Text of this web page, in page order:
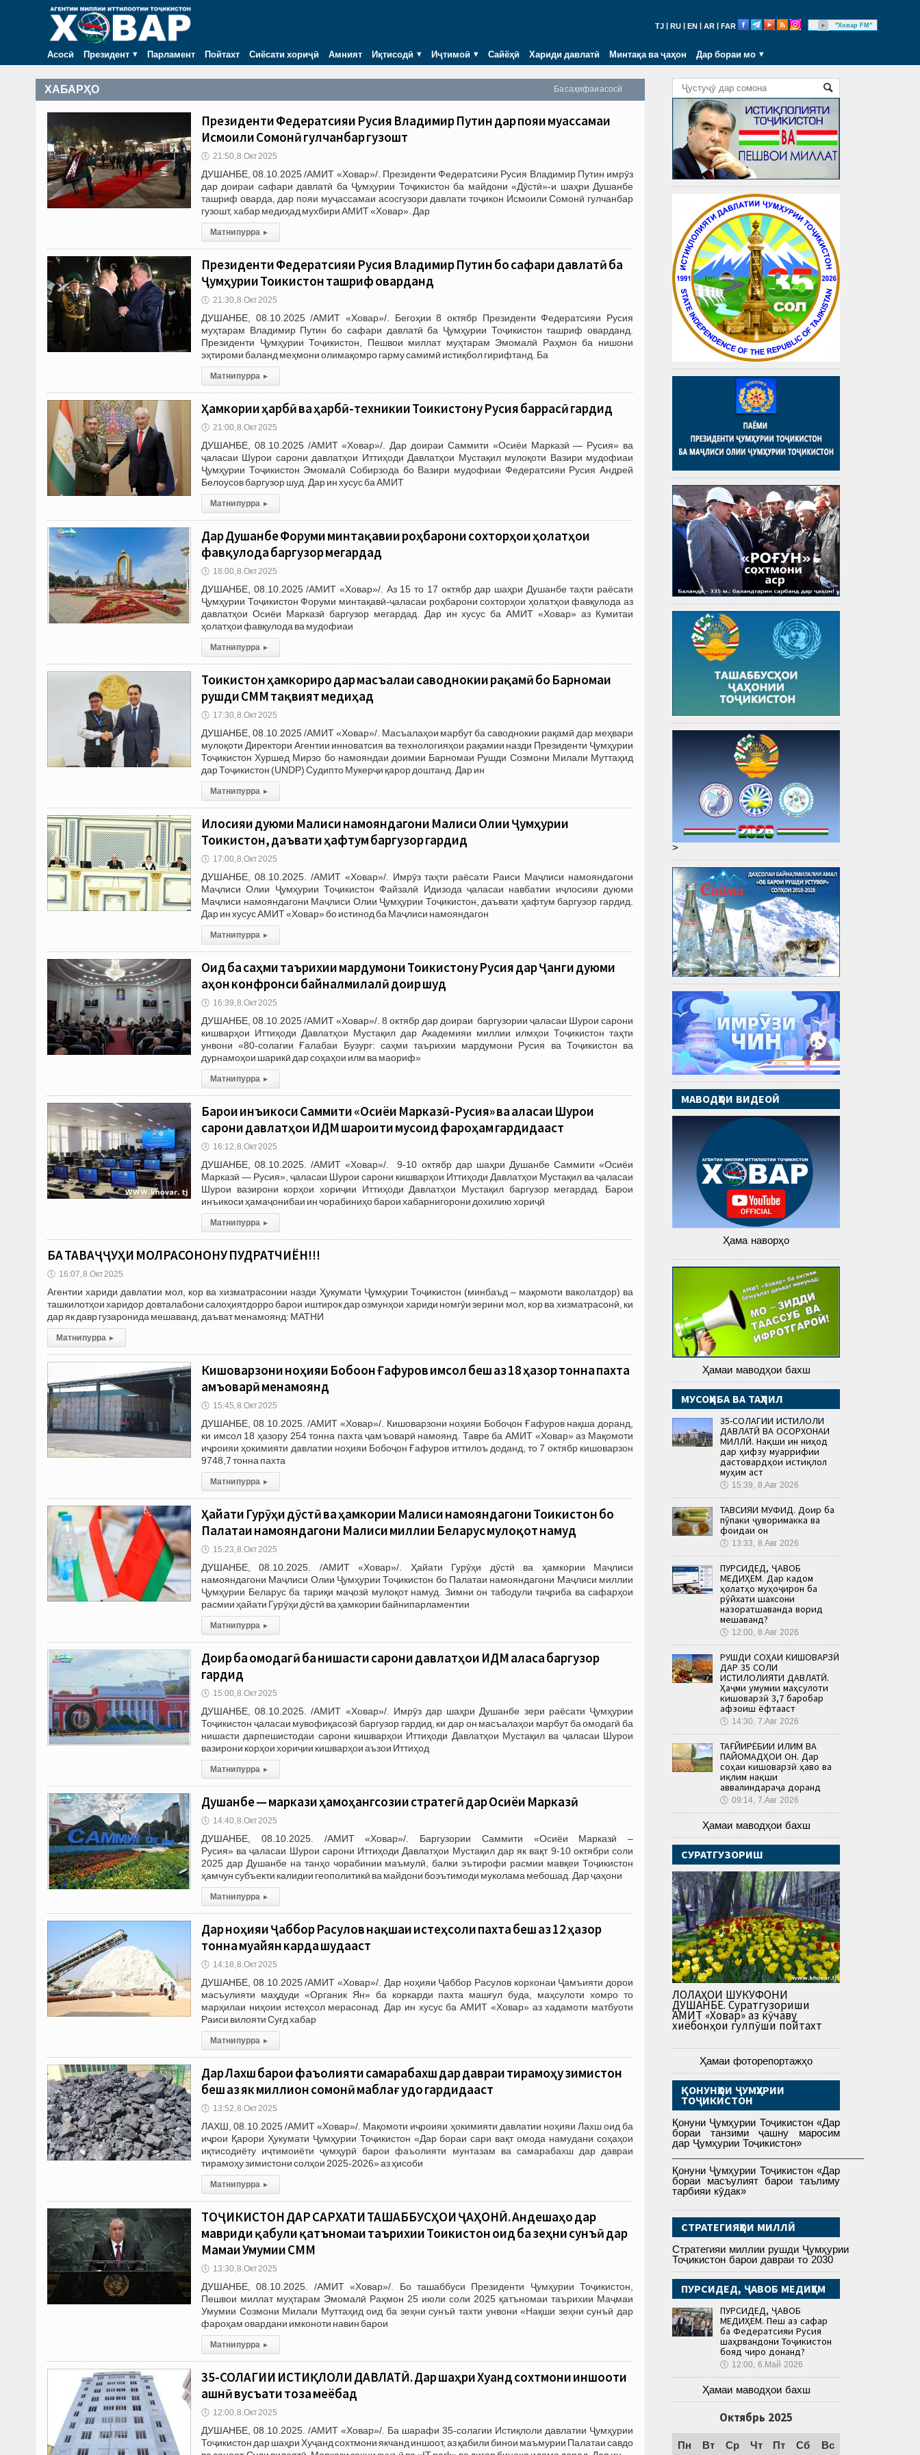
TJ RU EN AR FAR "Ховар FM"
Асосӣ Президент Парламент Пойтахт Сиёсати хориҷӣ Амният Иқтисодӣ Иҷтимоӣ Сайёҳӣ Хариди давлатӣ Минтақа ва ҷаҳон Дар бораи мо
Ба саҳифаи асосӣ
ХАБАРҲО
Президенти Федератсияи Русия Владимир Путин дар пояи муҷассамаи
Исмоили Сомонӣ гулчанбар гузошт
🕔 21:50, 8.Окт 2025
ДУШАНБЕ, 08.10.2025 /АМИТ «Ховар»/. Президенти Федератсияи Русия Владимир Путин имрӯз
дар доираи сафари давлатӣ ба Ҷумҳурии Тоҷикистон ба майдони «Дӯстӣ»-и шаҳри Душанбе
ташриф оварда, дар пояи муҷассамаи асосгузори давлати тоҷикон Исмоили Сомонӣ гулчанбар
гузошт, хабар медиҳад мухбири АМИТ «Ховар». Дар
Матни пурра ▸
Президенти Федератсияи Русия Владимир Путин бо сафари давлатӣ ба
Ҷумҳурии Тоҷикистон ташриф оварданд
🕔 21:30, 8.Окт 2025
ДУШАНБЕ, 08.10.2025 /АМИТ «Ховар»/. Бегоҳии 8 октябр Президенти Федератсияи Русия
муҳтарам Владимир Путин бо сафари давлатӣ ба Ҷумҳурии Тоҷикистон ташриф оварданд.
Президенти Ҷумҳурии Тоҷикистон, Пешвои миллат муҳтарам Эмомалӣ Раҳмон ба нишони
эҳтироми баланд меҳмони олимақомро гарму самимӣ истиқбол гирифтанд. Ба
Матни пурра ▸
Ҳамкории ҳарбӣ ва ҳарбӣ-техникии Тоҷикистону Русия баррасӣ гардид
🕔 21:00, 8.Окт 2025
ДУШАНБЕ, 08.10.2025 /АМИТ «Ховар»/. Дар доираи Саммити «Осиёи Марказӣ — Русия» ва
ҷаласаи Шурои сарони давлатҳои Иттиҳоди Давлатҳои Мустақил мулоқоти Вазири мудофиаи
Ҷумҳурии Тоҷикистон Эмомалӣ Собирзода бо Вазири мудофиаи Федератсияи Русия Андрей
Белоусов баргузор шуд. Дар ин хусус ба АМИТ
Матни пурра ▸
Дар Душанбе Форуми минтақавии роҳбарони сохторҳои ҳолатҳои
фавқулода баргузор мегардад
🕔 18:00, 8.Окт 2025
ДУШАНБЕ, 08.10.2025 /АМИТ «Ховар»/. Аз 15 то 17 октябр дар шаҳри Душанбе таҳти раёсати
Ҷумҳурии Тоҷикистон Форуми минтақавӣ-ҷаласаи роҳбарони сохторҳои ҳолатҳои фавқулода аз
давлатҳои Осиёи Марказӣ баргузор мегардад. Дар ин хусус ба АМИТ «Ховар» аз Кумитаи
ҳолатҳои фавқулода ва мудофиаи
Матни пурра ▸
Тоҷикистон ҳамкориро дар масъалаи саводнокии рақамӣ бо Барномаи
рушди СММ тақвият медиҳад
🕔 17:30, 8.Окт 2025
ДУШАНБЕ, 08.10.2025 /АМИТ «Ховар»/. Масъалаҳои марбут ба саводнокии рақамӣ дар меҳвари
мулоқоти Директори Агентии инноватсия ва технологияҳои рақамии назди Президенти Ҷумҳурии
Тоҷикистон Хуршед Мирзо бо намояндаи доимии Барномаи Рушди Созмони Милали Муттаҳид
дар Тоҷикистон (UNDP) Судипто Мукерҷи қарор доштанд. Дар ин
Матни пурра ▸
Иҷлосияи дуюми Маҷлиси намояндагони Маҷлиси Олии Ҷумҳурии
Тоҷикистон, даъвати ҳафтум баргузор гардид
🕔 17:00, 8.Окт 2025
ДУШАНБЕ, 08.10.2025. /АМИТ «Ховар»/. Имрӯз таҳти раёсати Раиси Маҷлиси намояндагони
Маҷлиси Олии Ҷумҳурии Тоҷикистон Файзалӣ Идизода ҷаласаи навбатии иҷлосияи дуюми
Маҷлиси намояндагони Маҷлиси Олии Ҷумҳурии Тоҷикистон, даъвати ҳафтум баргузор гардид.
Дар ин хусус АМИТ «Ховар» бо истинод ба Маҷлиси намояндагон
Матни пурра ▸
Оид ба саҳми таърихии мардумони Тоҷикистону Русия дар Ҷанги дуюми
ҷаҳон конфронси байналмилалӣ доир шуд
🕔 16:39, 8.Окт 2025
ДУШАНБЕ, 08.10.2025 /АМИТ «Ховар»/. 8 октябр дар доираи баргузории ҷаласаи Шурои сарони
кишварҳои Иттиҳоди Давлатҳои Мустақил дар Академияи миллии илмҳои Тоҷикистон таҳти
унвони «80-солагии Ғалабаи Бузург: саҳми таърихии мардумони Русия ва Тоҷикистон ва
дурнамоҳои шарикӣ дар соҳаҳои илм ва маориф»
Матни пурра ▸
Барои инъикоси Саммити «Осиёи Марказӣ-Русия» ва ҷаласаи Шурои
сарони давлатҳои ИДМ шароити мусоид фароҳам гардидааст
🕔 16:12, 8.Окт 2025
ДУШАНБЕ, 08.10.2025. /АМИТ «Ховар»/. 9-10 октябр дар шаҳри Душанбе Саммити «Осиёи
Марказӣ — Русия», ҷаласаи Шурои сарони кишварҳои Иттиҳоди Давлатҳои Мустақил ва ҷаласаи
Шурои вазирони корҳои хориҷии Иттиҳоди Давлатҳои Мустақил баргузор мегардад. Барои
инъикоси ҳамаҷонибаи ин чорабиниҳо барои хабарнигорони дохилию хориҷӣ
Матни пурра ▸
БА ТАВАҶҶУҲИ МОЛРАСОНОНУ ПУДРАТЧИЁН!!!
🕔 16:07, 8.Окт 2025
Агентии хариди давлатии мол, кор ва хизматрасонии назди Ҳукумати Ҷумҳурии Тоҷикистон (минбаъд – мақомоти ваколатдор) ва
ташкилотҳои харидор довталабони салоҳиятдорро барои иштирок дар озмунҳои хариди номгӯи зерини мол, кор ва хизматрасонӣ, ки
дар як давр гузаронида мешаванд, даъват менамоянд: МАТНИ
Матни пурра ▸
Кишоварзони ноҳияи Бобоҷон Ғафуров имсол беш аз 18 ҳазор тонна пахта
ҷамъоварӣ менамоянд
🕔 15:45, 8.Окт 2025
ДУШАНБЕ, 08.10.2025. /АМИТ «Ховар»/. Кишоварзони ноҳияи Бобоҷон Ғафуров нақша доранд,
ки имсол 18 ҳазору 254 тонна пахта ҷамъоварӣ намоянд. Тавре ба АМИТ «Ховар» аз Мақомоти
иҷроияи ҳокимияти давлатии ноҳияи Бобоҷон Ғафуров иттилоъ доданд, то 7 октябр кишоварзон
9748,7 тонна пахта
Матни пурра ▸
Ҳайати Гурӯҳи дӯстӣ ва ҳамкории Маҷлиси намояндагони Тоҷикистон бо
Палатаи намояндагони Маҷлиси миллии Беларус мулоқот намуд
🕔 15:23, 8.Окт 2025
ДУШАНБЕ, 08.10.2025. /АМИТ «Ховар»/. Ҳайати Гурӯҳи дӯстӣ ва ҳамкории Маҷлиси
намояндагони Маҷлиси Олии Ҷумҳурии Тоҷикистон бо Палатаи намояндагони Маҷлиси миллии
Ҷумҳурии Беларус ба тариқи маҷозӣ мулоқот намуд. Зимни он табодули таҷриба ва сафарҳои
расмии ҳайати Гурӯҳи дӯстӣ ва ҳамкории байнипарламентии
Матни пурра ▸
Доир ба омодагӣ ба нишасти сарони давлатҳои ИДМ ҷаласа баргузор
гардид
🕔 15:00, 8.Окт 2025
ДУШАНБЕ, 08.10.2025. /АМИТ «Ховар»/. Имрӯз дар шаҳри Душанбе зери раёсати Ҷумҳурии
Тоҷикистон ҷаласаи мувофиқасозӣ баргузор гардид, ки дар он масъалаҳои марбут ба омодагӣ ба
нишасти дарпешистодаи сарони кишварҳои Иттиҳоди Давлатҳои Мустақил ва ҷаласаи Шурои
вазирони корҳои хориҷии кишварҳои аъзои Иттиҳод
Матни пурра ▸
Душанбе — маркази ҳамоҳангсозии стратегӣ дар Осиёи Марказӣ
🕔 14:40, 8.Окт 2025
ДУШАНБЕ, 08.10.2025. /АМИТ «Ховар»/. Баргузории Саммити «Осиёи Марказӣ –
Русия» ва ҷаласаи Шурои сарони Иттиҳоди Давлатҳои Мустақил дар як вақт 9-10 октябри соли
2025 дар Душанбе на танҳо чорабинии маъмулӣ, балки эътирофи расмии мавқеи Тоҷикистон
ҳамчун субъекти калидии геополитикӣ ва майдони боэътимоди муколама мебошад. Дар ҷаҳони
Матни пурра ▸
Дар ноҳияи Ҷаббор Расулов нақшаи истеҳсоли пахта беш аз 12 ҳазор
тонна муайян карда шудааст
🕔 14:18, 8.Окт 2025
ДУШАНБЕ, 08.10.2025 /АМИТ «Ховар»/. Дар ноҳияи Ҷаббор Расулов корхонаи Ҷамъияти дорои
масъулияти маҳдуди «Органик Ян» ба коркарди пахта машғул буда, маҳсулоти хомро то
марҳилаи ниҳоии истеҳсол мерасонад. Дар ин хусус ба АМИТ «Ховар» аз хадамоти матбуоти
Раиси вилояти Суғд хабар
Матни пурра ▸
Дар Лахш барои фаъолияти самарабахш дар давраи тирамоҳу зимистон
беш аз як миллион сомонӣ маблағ ҷудо гардидааст
🕔 13:52, 8.Окт 2025
ЛАХШ, 08.10.2025 /АМИТ «Ховар»/. Мақомоти иҷроияи ҳокимияти давлатии ноҳияи Лахш оид ба
иҷрои Қарори Ҳукумати Ҷумҳурии Тоҷикистон «Дар бораи сари вақт омода намудани соҳаҳои
иқтисодиёту иҷтимоиёти ҷумҳурӣ барои фаъолияти мунтазам ва самарабахш дар давраи
тирамоҳу зимистони солҳои 2025-2026» аз ҳисоби
Матни пурра ▸
ТОҶИКИСТОН ДАР САРХАТИ ТАШАББУСҲОИ ҶАҲОНӢ. Андешаҳо дар
мавриди қабули қатъномаи таърихии Тоҷикистон оид ба зеҳни сунъӣ дар
Маҷмаи Умумии СММ
🕔 13:30, 8.Окт 2025
ДУШАНБЕ, 08.10.2025. /АМИТ «Ховар»/. Бо ташаббуси Президенти Ҷумҳурии Тоҷикистон,
Пешвои миллат муҳтарам Эмомалӣ Раҳмон 25 июли соли 2025 қатъномаи таърихии Маҷмаи
Умумии Созмони Милали Муттаҳид оид ба зеҳни сунъӣ тахти унвони «Нақши зеҳни сунъӣ дар
фароҳам овардани имконоти навин барои
Матни пурра ▸
35-СОЛАГИИ ИСТИҚЛОЛИ ДАВЛАТӢ. Дар шаҳри Хуҷанд сохтмони иншооти
ҷашнӣ вусъати тоза меёбад
🕔 12:00, 8.Окт 2025
ДУШАНБЕ, 08.10.2025. /АМИТ «Ховар»/. Ба шарафи 35-солагии Истиқлоли давлатии Ҷумҳурии
Тоҷикистон дар шаҳри Хуҷанд сохтмони якчанд иншоот, аз қабили бинои маъмурии Палатаи савдо
>
МАВОДҲОИ ВИДЕОӢ
Ҳама наворҳо
Ҳамаи маводҳои бахш
МУСОҲИБА ВА ТАҲЛИЛ
35-СОЛАГИИ ИСТИҚЛОЛИ
ДАВЛАТӢ ВА ОСОРХОНАИ
МИЛЛӢ. Нақши ин ниҳод
дар ҳифзу муаррифии
дастовардҳои истиқлол
муҳим аст
🕔 15:39, 8.Авг 2026
ТАВСИЯИ МУФИД. Доир ба
пӯпаки ҷуворимакка ва
фоидаи он
🕔 13:33, 8.Авг 2026
ПУРСИДЕД, ҶАВОБ
МЕДИҲЕМ. Дар кадом
ҳолатҳо муҳоҷирон ба
рӯйхати шахсони
назоратшаванда ворид
мешаванд?
🕔 12:00, 8.Авг 2026
РУШДИ СОҲАИ КИШОВАРЗӢ
ДАР 35 СОЛИ
ИСТИҚЛОЛИЯТИ ДАВЛАТӢ.
Ҳаҷми умумии маҳсулоти
кишоварзӣ 3,7 баробар
афзоиш ёфтааст
🕔 14:30, 7.Авг 2026
ТАҒЙИРЁБИИ ИҚЛИМ ВА
ПАЙОМАДҲОИ ОН. Дар
соҳаи кишоварзӣ ҳаво ва
иқлим нақши
аввалиндараҷа доранд
🕔 09:14, 7.Авг 2026
Ҳамаи маводҳои бахш
СУРАТГУЗОРИШ
ЛОЛАҲОИ ШУКУФОНИ
ДУШАНБЕ. Суратгузориши
АМИТ «Ховар» аз кӯчаву
хиёбонҳои гулпӯши пойтахт
Ҳамаи фоторепортажҳо
ҚОНУНҲОИ ҶУМҲУРИИ
ТОҶИКИСТОН
Қонуни Ҷумҳурии Тоҷикистон «Дар
бораи танзими ҷашну маросим
дар Ҷумҳурии Тоҷикистон»
Қонуни Ҷумҳурии Тоҷикистон «Дар
бораи масъулият барои таълиму
тарбияи кӯдак»
СТРАТЕГИЯҲОИ МИЛЛӢ
Стратегияи миллии рушди Ҷумҳурии
Тоҷикистон барои давраи то 2030
ПУРСИДЕД, ҶАВОБ МЕДИҲЕМ
ПУРСИДЕД, ҶАВОБ
МЕДИҲЕМ. Пеш аз сафар
ба Федератсияи Русия
шаҳрвандони Тоҷикистон
бояд чиро донанд?
🕔 12:00, 6.Май 2026
Ҳамаи маводҳои бахш
Октябрь 2025
Пн Вт Ср Чт Пт Сб Вс